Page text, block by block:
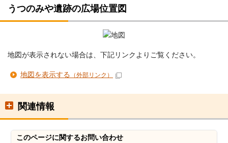
うつのみや遺跡の広場位置図
地図が表示されない場合は、下記リンクよりご覧ください。
地図を表示する （外部リンク）
関連情報
このページに関するお問い合わせ